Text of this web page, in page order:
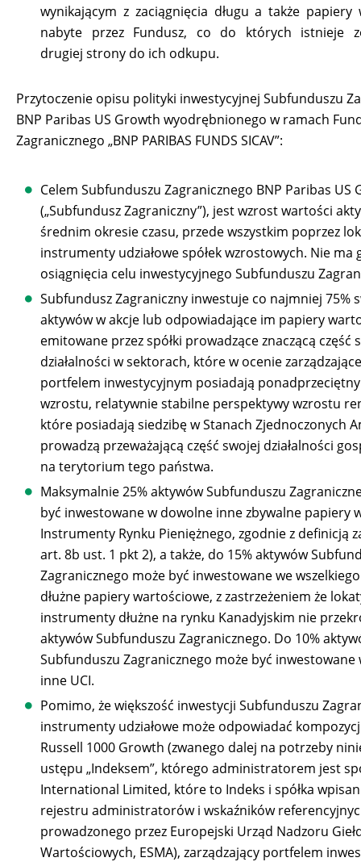
wynikającym z zaciągnięcia długu a także papiery
nabyte przez Fundusz, co do których istnieje
drugiej strony do ich odkupu.
Przytoczenie opisu polityki inwestycyjnej Subfunduszu
BNP Paribas US Growth wyodrębnionego w ramach
Zagranicznego „BNP PARIBAS FUNDS SICAV”:
Celem Subfunduszu Zagranicznego BNP Paribas US
(„Subfundusz Zagraniczny”), jest wzrost wartości
średnim okresie czasu, przede wszystkim poprzez
instrumenty udziałowe spółek wzrostowych. Nie ma
osiągnięcia celu inwestycyjnego Subfunduszu
Subfundusz Zagraniczny inwestuje co najmniej 75%
aktywów w akcje lub odpowiadające im papiery
emitowane przez spółki prowadzące znaczącą część
działalności w sektorach, które w ocenie
portfelem inwestycyjnym posiadają
wzrostu, relatywnie stabilne perspektywy wzrostu
które posiadają siedzibę w Stanach Zjednoczonych
prowadzą przeważającą część swojej działalności
na terytorium tego państwa.
Maksymalnie 25% aktywów Subfunduszu
być inwestowane w dowolne inne zbywalne papiery
Instrumenty Rynku Pieniężnego, zgodnie z definicją
art. 8b ust. 1 pkt 2), a także, do 15% aktywów
Zagranicznego może być inwestowane we
dłużne papiery wartościowe, z zastrzeżeniem że
instrumenty dłużne na rynku Kanadyjskim nie
aktywów Subfunduszu Zagranicznego. Do 10%
Subfunduszu Zagranicznego może być inwestowane
inne UCI.
Pomimo, że większość inwestycji Subfunduszu
instrumenty udziałowe może odpowiadać
Russell 1000 Growth (zwanego dalej na potrzeby
ustępu „Indeksem”, którego administratorem jest
International Limited, które to Indeks i spółka
rejestru administratorów i wskaźników
prowadzonego przez Europejski Urząd Nadzoru
Wartościowych, ESMA), zarządzający portfelem